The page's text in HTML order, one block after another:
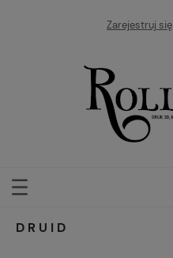
Zarejestruj się
DRUID